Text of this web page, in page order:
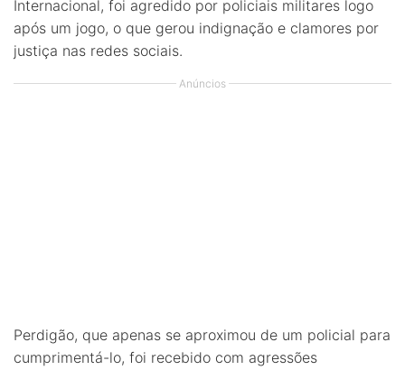
Internacional, foi agredido por policiais militares logo
após um jogo, o que gerou indignação e clamores por
justiça nas redes sociais.
Anúncios
Perdigão, que apenas se aproximou de um policial para
cumprimentá-lo, foi recebido com agressões